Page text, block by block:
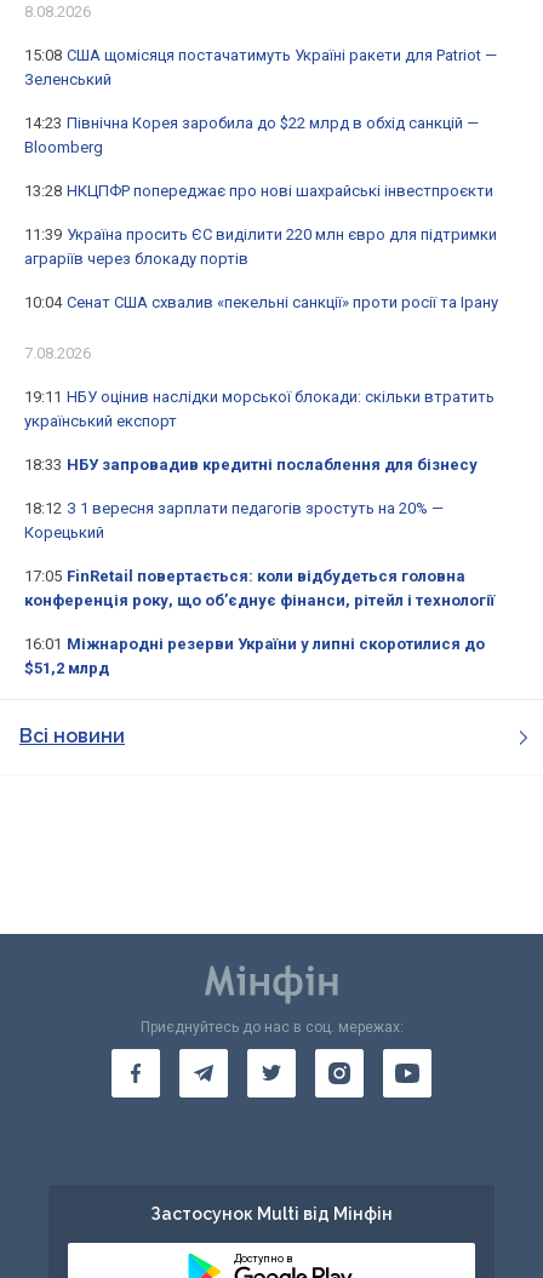
8.08.2026
15:08 США щомісяця постачатимуть Україні ракети для Patriot —
Зеленський
14:23 Північна Корея заробила до $22 млрд в обхід санкцій —
Bloomberg
13:28 НКЦПФР попереджає про нові шахрайські інвестпроєкти
11:39 Україна просить ЄС виділити 220 млн євро для підтримки
аграріїв через блокаду портів
10:04 Сенат США схвалив «пекельні санкції» проти росії та Ірану
7.08.2026
19:11 НБУ оцінив наслідки морської блокади: скільки втратить
український експорт
18:33 НБУ запровадив кредитні послаблення для бізнесу
18:12 З 1 вересня зарплати педагогів зростуть на 20% —
Корецький
17:05 FinRetail повертається: коли відбудеться головна
конференція року, що об’єднує фінанси, рітейл і технології
16:01 Міжнародні резерви України у липні скоротилися до
$51,2 млрд
Всі новини
Приєднуйтесь до нас в соц. мережах:
Застосунок Multi від Мінфін
Доступно в